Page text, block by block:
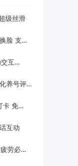
级丝滑
片/视频
剧情
评论脚本
广告
互动
必备